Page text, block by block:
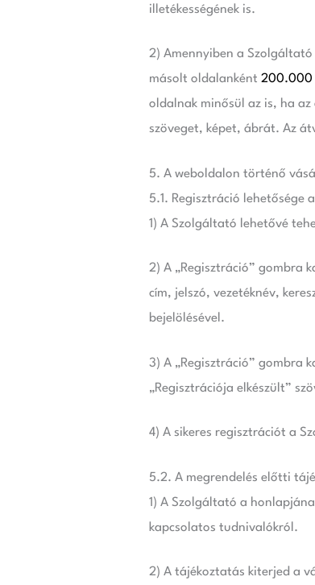
illetékességének is.
2) Amennyiben a
másolt oldalanként200.000
oldalnak minősül az is, ha
szöveget, képet, ábrát. Az
5. A weboldalon történő
5.1. Regisztráció lehetősége
1) A Szolgáltató lehetővé
2) A „Regisztráció” gombra
cím, jelszó, vezetéknév,
bejelölésével.
3) A „Regisztráció” gombra
„Regisztrációja elkészült”
4) A sikeres regisztrációt a
5.2. A megrendelés előtti
1) A Szolgáltató a
kapcsolatos tudnivalókról.
2) A tájékoztatás kiterjed a